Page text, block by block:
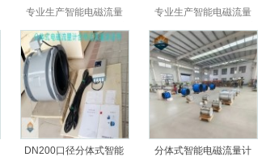
专业生产智能电磁流量
量计，还是分体式电磁流
量计，一体式插入，还是
分体式插入电磁流量计，
厂家直接供应，比市场便
宜30%以上，超长保质，
无忧售后。
专业生产智能电磁流量
量计，还是分体式电磁流
量计，一体式插入，还是
分体式插入电磁流量计，
厂家直接供应，比市场便
宜30%以上，超长保质，
无忧售后。
DN200口径分体式智能
分体式智能电磁流量计